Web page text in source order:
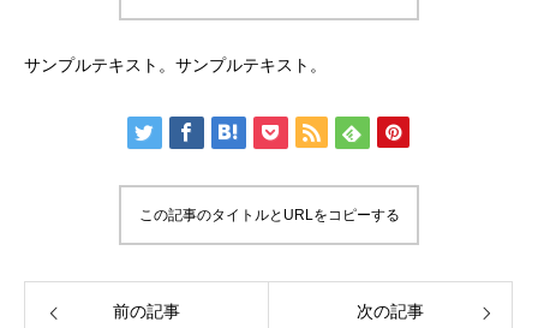
サンプルテキスト。サンプルテキスト。
この記事のタイトルとURLをコピーする
前の記事 次の記事